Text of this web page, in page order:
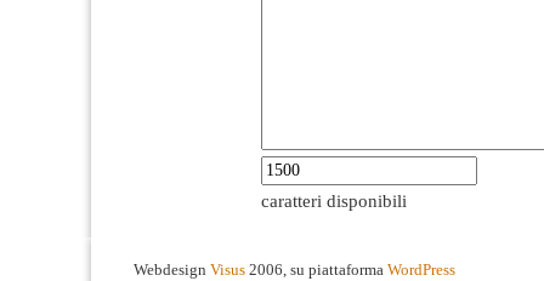
caratteri disponibili
Webdesign Visus 2006, su piattaforma WordPress